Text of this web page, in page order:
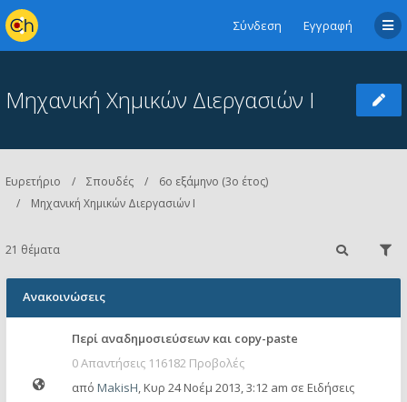
Σύνδεση Εγγραφή
Μηχανική Χημικών Διεργασιών Ι
Ευρετήριο Σπουδές
6ο εξάμηνο (3ο έτος)
Μηχανική Χημικών Διεργασιών Ι
21 θέματα
Ανακοινώσεις
Περί αναδημοσιεύσεων και copy-paste
0 Απαντήσεις 116182 Προβολές
από MakisH, Κυρ 24 Νοέμ 2013, 3:12 am σε Ειδήσεις